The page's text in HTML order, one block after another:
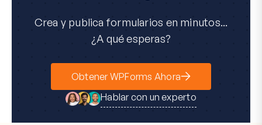
Crea y publica formularios en minutos...
¿A qué esperas?
Obtener WPForms Ahora
Hablar con un experto